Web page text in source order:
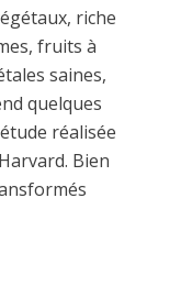
riche
fruits à
saines,
quelques
réalisée
Bien